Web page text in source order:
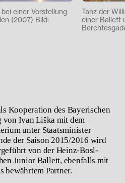
einer Vorstellung
(2007) Bild:
Tanz der
einer Ballett
Kooperation des Bayerischen
von Ivan Liška mit dem
unter Staatsminister
der Saison 2015/2016 wird
von der Heinz-Bosl-
Junior Ballett, ebenfalls mit
bewährtem Partner.